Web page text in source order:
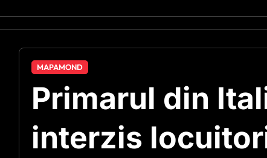
MAPAMOND
Primarul din
interzis